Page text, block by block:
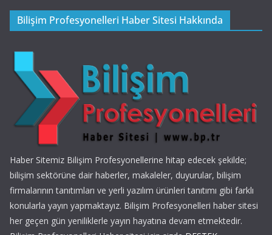
Bilişim Profesyonelleri Haber Sitesi Hakkında
Haber Sitemiz Bilişim Profesyonellerine hitap edecek şekilde;
bilişim sektörüne dair haberler, makaleler, duyurular, bilişim
firmalarının tanıtımları ve yerli yazılım ürünleri tanıtımı gibi farklı
konularla yayın yapmaktayız. Bilişim Profesyonelleri haber sitesi
her geçen gün yeniliklerle yayın hayatına devam etmektedir.